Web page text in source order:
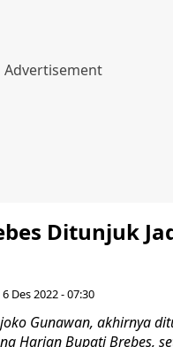
Ditunjuk
6 Des 2022 - 07:30
Gunawan, akhirnya
Harian Bupati Brebes,